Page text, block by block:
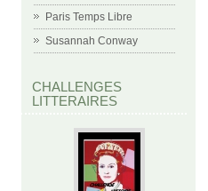
Paris Temps Libre
Susannah Conway
CHALLENGES
LITTERAIRES